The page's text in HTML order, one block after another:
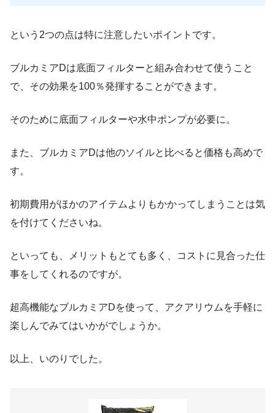
という2つの点は特に注意したいポイントです。
ブルカミアDは底面フィルターと組み合わせて使うこと
で、その効果を100％発揮することができます。
そのために底面フィルターや水中ポンプが必要に。
また、ブルカミアDは他のソイルと比べると価格も高めで
す。
初期費用がほかのアイテムよりもかかってしまうことは気
を付けてくださいね。
といっても、メリットもとても多く、コストに見合った仕
事をしてくれるのですが。
超高機能なブルカミアDを使って、アクアリウムを手軽に
楽しんでみてはいかがでしょうか。
以上、いのりでした。